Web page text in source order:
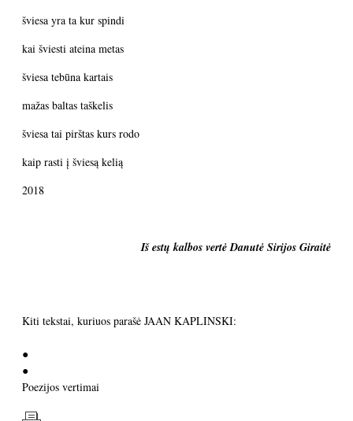
šviesa yra ta kur spindi
kai šviesti ateina metas
šviesa tebūna kartais
mažas baltas taškelis
šviesa tai pirštas kurs rodo
kaip rasti į šviesą kelią
2018
Iš estų kalbos vertė Danutė Sirijos Giraitė
Kiti tekstai, kuriuos parašė JAAN KAPLINSKI:
●
●
Poezijos vertimai